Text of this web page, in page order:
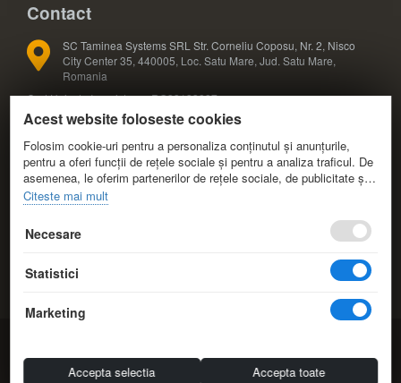
Contact
SC Taminea Systems SRL Str. Corneliu Coposu, Nr. 2, Nisco
City Center 35, 440005, Loc. Satu Mare, Jud. Satu Mare,
Romania
Cod Unic de Inregistrare: RO33133887
Registrul Comertului: J30/327/2014
COD CAEN: 4791
+40 724 588 425; +40 724 588 424
All Rights Reserved
Acest website foloseste cookies
Folosim cookie-uri pentru a personaliza conținutul și anunțurile,
pentru a oferi funcții de rețele sociale și pentru a analiza traficul. De
asemenea, le oferim partenerilor de rețele sociale, de publicitate și
de analize informații cu privire la modul în care folosiți site-ul nostru.
Aceștia le pot combina cu alte informații oferite de dvs. sau culese
în urma folosirii serviciilor lor.
Citeste mai mult
Necesare
Statistici
Marketing
Accepta selectia Accepta toate